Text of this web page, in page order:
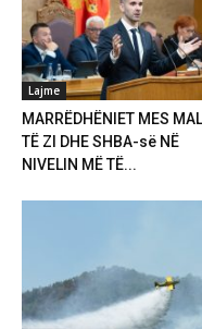
Lajme
MARRËDHËNIET MES
TË ZI DHE SHBA-së NË
NIVELIN MË TË...